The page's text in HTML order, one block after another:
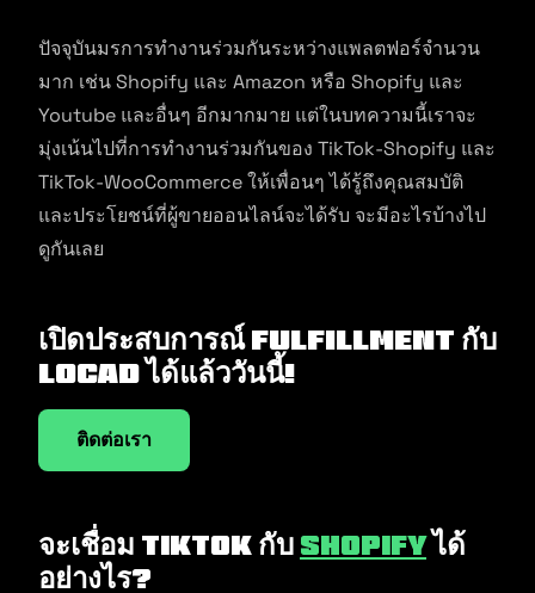
ปัจจุบันมรการทำงานร่วมกันระหว่างแพลตฟอร์จำนวน
มาก เช่น Shopify และ Amazon หรือ Shopify และ
Youtube และอื่นๆ อีกมากมาย แต่ในบทความนี้เราจะ
มุ่งเน้นไปที่การทำงานร่วมกันของ TikTok-Shopify และ
TikTok-WooCommerce ให้เพื่อนๆ ได้รู้ถึงคุณสมบัติ
และประโยชน์ที่ผู้ขายออนไลน์จะได้รับ จะมีอะไรบ้างไป
ดูกันเลย
เปิดประสบการณ์ Fulfillment กับ
Locad ได้แล้ววันนี้!
ติดต่อเรา
จะเชื่อม TikTok กับ Shopify ได้
อย่างไร?